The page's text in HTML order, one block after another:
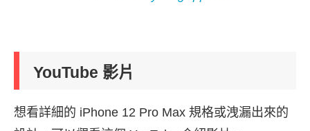
YouTube 影片
想看詳細的 iPhone 12 Pro Max 規格或洩漏出來的